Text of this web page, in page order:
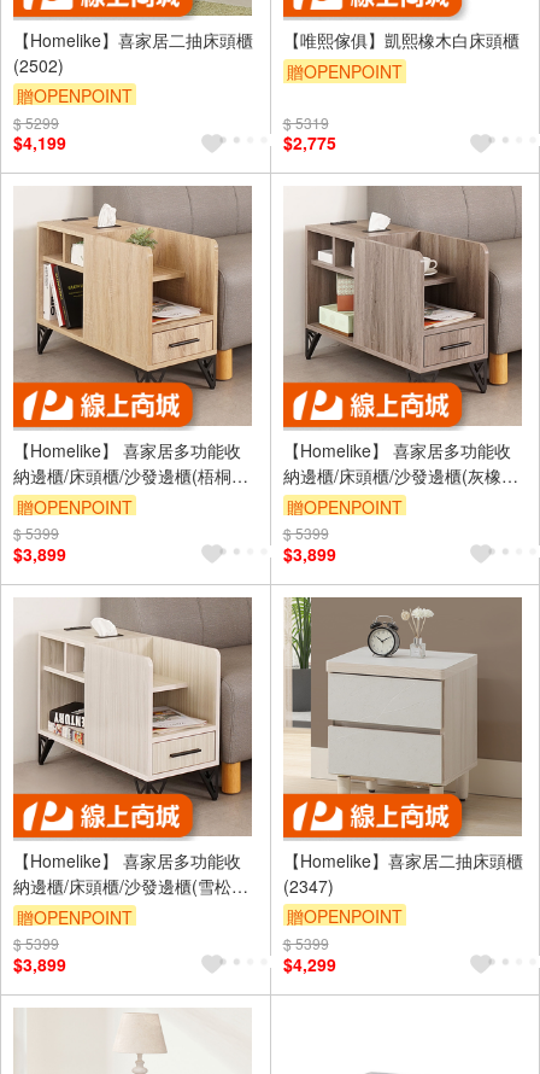
【Homelike】喜家居二抽床頭櫃
(2502)
贈OPENPOINT
滿5000享92折
$ 5299
$4,199
【唯熙傢俱】凱熙橡木白床頭櫃
贈OPENPOINT
$ 5319
$2,775
【Homelike】 喜家居多功能收
納邊櫃/床頭櫃/沙發邊櫃(梧桐色)
(2346)
贈OPENPOINT
滿5000享92折
$ 5399
$3,899
【Homelike】 喜家居多功能收
納邊櫃/床頭櫃/沙發邊櫃(灰橡色)
(2346)
贈OPENPOINT
滿5000享92折
$ 5399
$3,899
【Homelike】 喜家居多功能收
納邊櫃/床頭櫃/沙發邊櫃(雪松色)
(2346)
贈OPENPOINT
滿5000享92折
$ 5399
$3,899
【Homelike】喜家居二抽床頭櫃
(2347)
贈OPENPOINT
滿5000享92折
$ 5399
$4,299